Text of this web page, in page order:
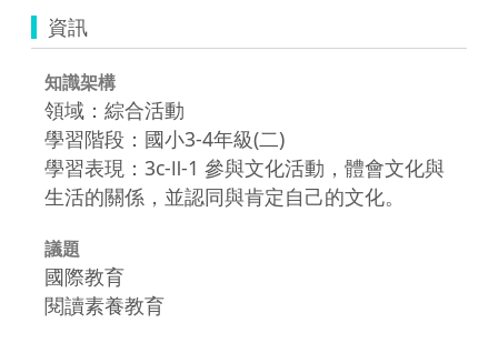
資訊
知識架構
領域：綜合活動
學習階段：國小3-4年級(二)
學習表現：3c-Ⅱ-1 參與文化活動，體會文化與
生活的關係，並認同與肯定自己的文化。
議題
國際教育
閱讀素養教育